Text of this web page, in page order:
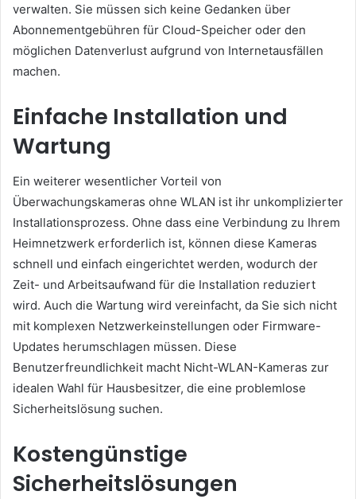
verwalten. Sie müssen sich keine Gedanken über
Abonnementgebühren für Cloud-Speicher oder den
möglichen Datenverlust aufgrund von Internetausfällen
machen.
Einfache Installation und
Wartung
Ein weiterer wesentlicher Vorteil von
Überwachungskameras ohne WLAN ist ihr unkomplizierter
Installationsprozess. Ohne dass eine Verbindung zu Ihrem
Heimnetzwerk erforderlich ist, können diese Kameras
schnell und einfach eingerichtet werden, wodurch der
Zeit- und Arbeitsaufwand für die Installation reduziert
wird. Auch die Wartung wird vereinfacht, da Sie sich nicht
mit komplexen Netzwerkeinstellungen oder Firmware-
Updates herumschlagen müssen. Diese
Benutzerfreundlichkeit macht Nicht-WLAN-Kameras zur
idealen Wahl für Hausbesitzer, die eine problemlose
Sicherheitslösung suchen.
Kostengünstige
Sicherheitslösungen